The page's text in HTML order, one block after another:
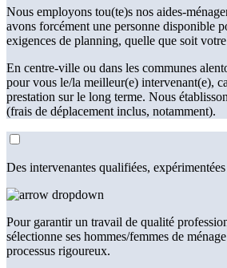
Nous employons tou(te)s nos aides-
avons forcément une personne disponible
exigences de planning, quelle que soit
En centre-ville ou dans les communes
pour vous le/la meilleur(e) intervenant(e),
prestation sur le long terme. Nous
(frais de déplacement inclus, notamment).
Des intervenantes qualifiées,
Pour garantir un travail de qualité
sélectionne ses hommes/femmes de
processus rigoureux.